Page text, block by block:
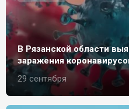
В Рязанской области
заражения
29 сентября